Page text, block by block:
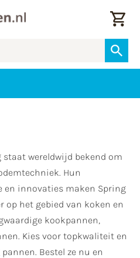
staat wereldwijd bekend om
Hun
en innovaties maken Spring
op het gebied van koken en
kookpannen,
Kies voor topkwaliteit en
Bestel ze nu en